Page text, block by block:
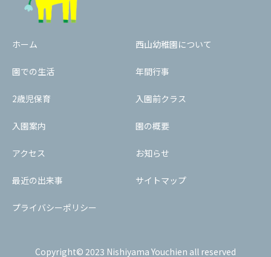
ホーム 西山幼稚園について
園での生活 年間行事
2歳児保育 入園前クラス
入園案内 園の概要
アクセス お知らせ
最近の出来事 サイトマップ
プライバシーポリシー
Copyright© 2023 Nishiyama Youchien all reserved